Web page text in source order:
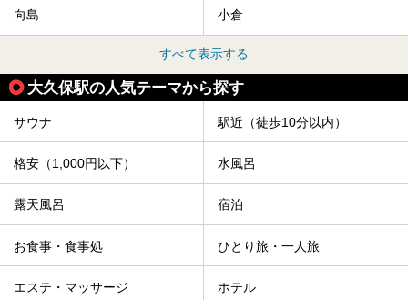
向島 小倉
すべて表示する
大久保駅の人気テーマから探す
サウナ 駅近（徒歩10分以内）
格安（1,000円以下） 水風呂
露天風呂 宿泊
お食事・食事処 ひとり旅・一人旅
エステ・マッサージ ホテル